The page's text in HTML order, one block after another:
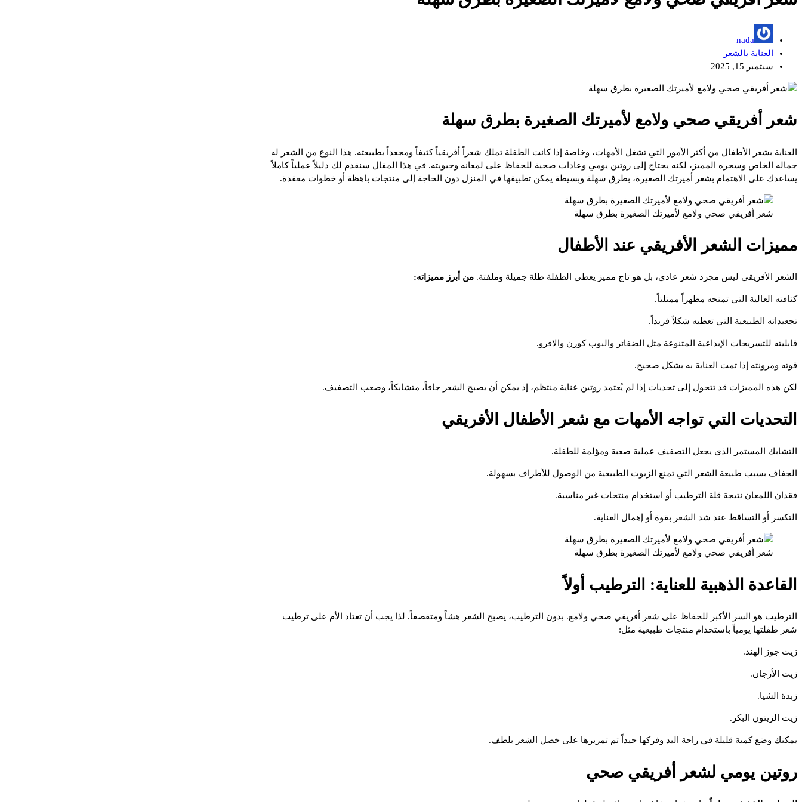
nada
العناية بالشعر
سبتمبر 15, 2025
شعر أفريقي صحي ولامع لأميرتك الصغيرة بطرق سهلة
العناية بشعر الأطفال من أكثر الأمور التي تشغل الأمهات، وخاصة إذا كانت الطفلة تملك شعراً أفريقياً كثيفاً ومجعداً بطبيعته. هذا النوع من الشعر له
جماله الخاص وسحره المميز، لكنه يحتاج إلى روتين يومي وعادات صحية للحفاظ على لمعانه وحيويته. في هذا المقال سنقدم لك دليلاً عملياً كاملاً
يساعدك على الاهتمام بشعر أميرتك الصغيرة، بطرق سهلة وبسيطة يمكن تطبيقها في المنزل دون الحاجة إلى منتجات باهظة أو خطوات معقدة.
شعر أفريقي صحي ولامع لأميرتك الصغيرة بطرق سهلة
مميزات الشعر الأفريقي عند الأطفال
الشعر الأفريقي ليس مجرد شعر عادي، بل هو تاج مميز يعطي الطفلة طلة جميلة وملفتة. من أبرز مميزاته:
كثافته العالية التي تمنحه مظهراً ممتلئاً.
تجعيداته الطبيعية التي تعطيه شكلاً فريداً.
قابليته للتسريحات الإبداعية المتنوعة مثل الضفائر والبوب كورن والافرو.
قوته ومرونته إذا تمت العناية به بشكل صحيح.
لكن هذه المميزات قد تتحول إلى تحديات إذا لم يُعتمد روتين عناية منتظم، إذ يمكن أن يصبح الشعر جافاً، متشابكاً، وصعب التصفيف.
التحديات التي تواجه الأمهات مع شعر الأطفال الأفريقي
التشابك المستمر الذي يجعل التصفيف عملية صعبة ومؤلمة للطفلة.
الجفاف بسبب طبيعة الشعر التي تمنع الزيوت الطبيعية من الوصول للأطراف بسهولة.
فقدان اللمعان نتيجة قلة الترطيب أو استخدام منتجات غير مناسبة.
التكسر أو التساقط عند شد الشعر بقوة أو إهمال العناية.
شعر أفريقي صحي ولامع لأميرتك الصغيرة بطرق سهلة
القاعدة الذهبية للعناية: الترطيب أولاً
الترطيب هو السر الأكبر للحفاظ على شعر أفريقي صحي ولامع. بدون الترطيب، يصبح الشعر هشاً ومتقصفاً. لذا يجب أن تعتاد الأم على ترطيب
شعر طفلتها يومياً باستخدام منتجات طبيعية مثل:
زيت جوز الهند.
زيت الأرجان.
زبدة الشيا.
زيت الزيتون البكر.
يمكنك وضع كمية قليلة في راحة اليد وفركها جيداً ثم تمريرها على خصل الشعر بلطف.
روتين يومي لشعر أفريقي صحي